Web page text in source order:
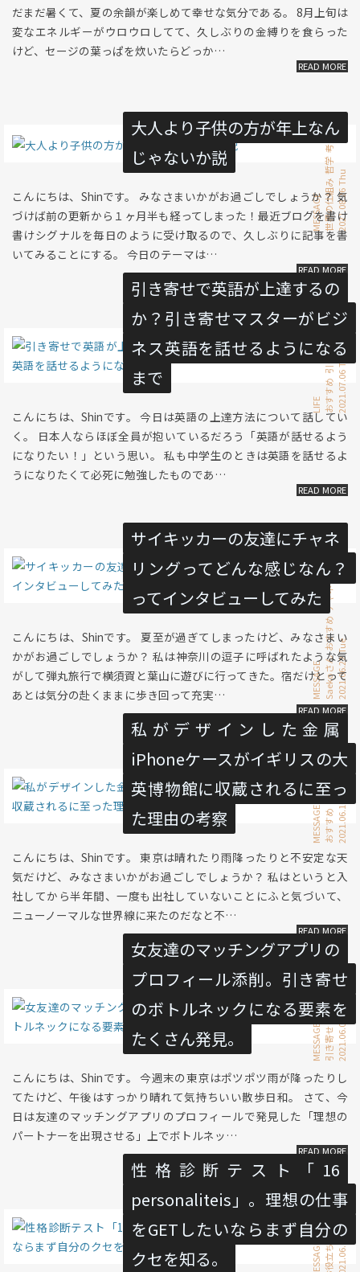
だまだ暑くて、夏の余韻が楽しめて幸せな気分である。 8月上旬は
変なエネルギーがウロウロしてて、久しぶりの金縛りを食らった
けど、セージの葉っぱを炊いたらどっか…
MESSAGE世界の仕組み
哲学
考察
2021.08.26 Thu
大人より子供の方が年上なん
じゃないか説
こんにちは、Shinです。 みなさまいかがお過ごしでしょうか？ 気
づけば前の更新から１ヶ月半も経ってしまった！最近ブログを書け
書けシグナルを毎日のように受け取るので、久しぶりに記事を書
いてみることにする。 今日のテーマは…
LIFE おすすめ
引き寄せ2021.07.06 Tue
引き寄せで英語が上達するの
か？引き寄せマスターがビジ
ネス英語を話せるようになる
まで
こんにちは、Shinです。 今日は英語の上達方法について話してい
く。 日本人ならほぼ全員が抱いているだろう「英語が話せるよう
になりたい！」という思い。 私も中学生のときは英語を話せるよ
うになりたくて必死に勉強したものであ…
MESSAGESaekoさん
おすすめ
チャネリング
2021.06.22 Tue
サイキッカーの友達にチャネ
リングってどんな感じなん？
ってインタビューしてみた
こんにちは、Shinです。 夏至が過ぎてしまったけど、みなさまい
かがお過ごしでしょうか？ 私は神奈川の逗子に呼ばれたような気
がして弾丸旅行で横須賀と葉山に遊びに行ってきた。宿だけとって
あとは気分の赴くままに歩き回って充実…
MESSAGEおすすめ
考察2021.06.16 Wed
私がデザインした金属
iPhoneケースがイギリスの大
英博物館に収蔵されるに至っ
た理由の考察
こんにちは、Shinです。 東京は晴れたり雨降ったりと不安定な天
気だけど、みなさまいかがお過ごしでしょうか？ 私はというと入
社してから半年間、一度も出社していないことにふと気づいて、
ニューノーマルな世界線に来たのだなと不…
MESSAGE引き寄せ
恋愛2021.06.06 Sun
女友達のマッチングアプリの
プロフィール添削。引き寄せ
のボトルネックになる要素を
たくさん発見。
こんにちは、Shinです。 今週末の東京はポツポツ雨が降ったりし
てたけど、午後はすっかり晴れて気持ちいい散歩日和。 さて、今
日は友達のマッチングアプリのプロフィールで発見した「理想の
パートナーを出現させる」上でボトルネッ…
MESSAGEお役立ち2021.06.05 Sat
性格診断テスト「16
personaliteis」。理想の仕事
をGETしたいならまず自分の
クセを知る。